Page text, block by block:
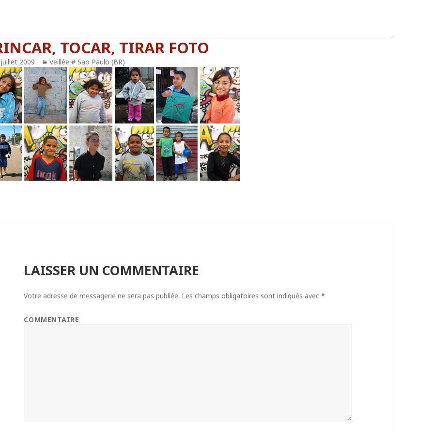
TOCAR, TIRAR FOTO
2009 Catégories
Veillée # Sao Paulo (BR)
LAISSER UN COMMENTAIRE
Votre adresse de messagerie ne sera pas publiée. Les champs obligatoires sont indiqués avec*
COMMENTAIRE